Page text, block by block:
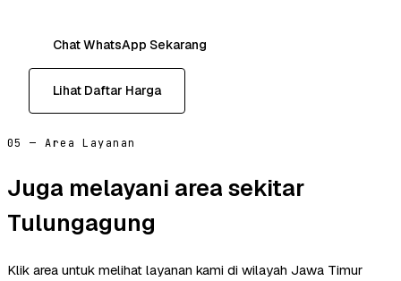
Chat WhatsApp Sekarang
Lihat Daftar Harga
05 — Area Layanan
Juga melayani area sekitar
Tulungagung
Klik area untuk melihat layanan kami di wilayah Jawa Timur